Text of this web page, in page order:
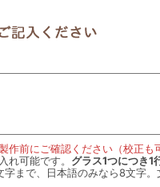
作前にご確認ください（校正も
れ可能です。 グラス1つにつき1
字まで、日本語のみなら8文字。